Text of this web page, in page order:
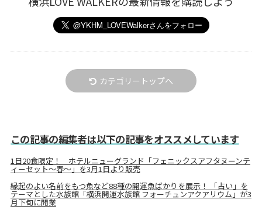
カテゴリートップへ
この記事の編集者は以下の記事をオススメしています
1日20食限定！ ホテルニューグランド「フェニックスアフタヌーンテ
ィーセット～春～」を3月1日より販売
縁起のよい名前をもつ魚など88種の開運魚ばかりを展示！ 「占い」を
テーマとした水族館「横浜開運水族館 フォーチュンアクアリウム」が3
月下旬に開業